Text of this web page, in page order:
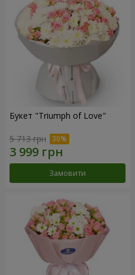
Букет "Triumph of Love"
5 713 грн
Замовити